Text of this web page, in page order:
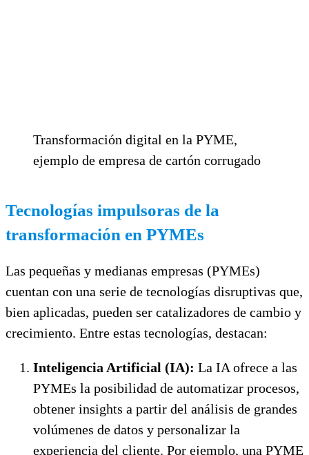
Transformación digital en la PYME,
ejemplo de empresa de cartón corrugado
Tecnologías impulsoras de la
transformación en PYMEs
Las pequeñas y medianas empresas (PYMEs)
cuentan con una serie de tecnologías disruptivas que,
bien aplicadas, pueden ser catalizadores de cambio y
crecimiento. Entre estas tecnologías, destacan:
Inteligencia Artificial (IA): La IA ofrece a las
PYMEs la posibilidad de automatizar procesos,
obtener insights a partir del análisis de grandes
volúmenes de datos y personalizar la
experiencia del cliente. Por ejemplo, una PYME